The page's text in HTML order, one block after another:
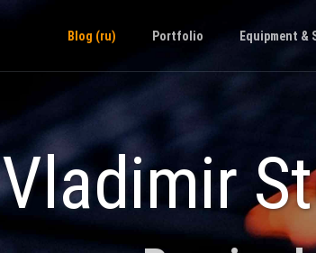
Blog (ru) Portfolio Equipment &
Vladimir